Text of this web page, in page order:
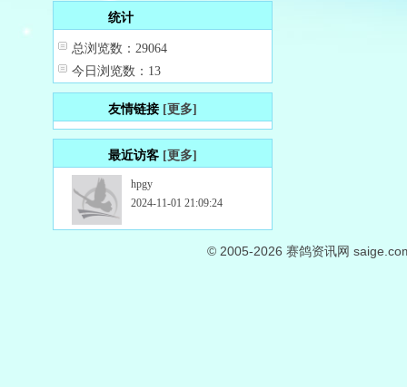
统计
总浏览数：29064
今日浏览数：13
友情链接 [更多]
最近访客 [更多]
hpgy
2024-11-01 21:09:24
© 2005-2026 赛鸽资讯网